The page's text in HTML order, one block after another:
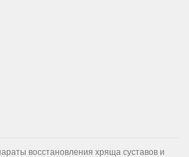
восстановления хряща суставов и